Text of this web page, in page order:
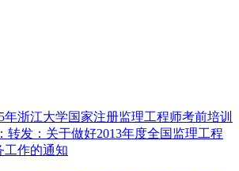
年浙江大学国家注册监理工程师考前培训
转发：关于做好2013年度全国监理工程
工作的通知